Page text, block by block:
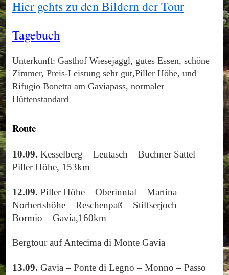
Hier gehts zu den Bildern der Tour
Tagebuch
Unterkunft: Gasthof Wiesejaggl, gutes Essen, schöne
Zimmer, Preis-Leistung sehr gut,Piller Höhe, und
Rifugio Bonetta am Gaviapass, normaler
Hüttenstandard
Route
10.09. Kesselberg – Leutasch – Buchner Sattel –
Piller Höhe, 153km
12.09. Piller Höhe – Oberinntal – Martina –
Norbertshöhe – Reschenpaß – Stilfserjoch –
Bormio – Gavia,160km
Bergtour auf Antecima di Monte Gavia
13.09. Gavia – Ponte di Legno – Monno – Passo